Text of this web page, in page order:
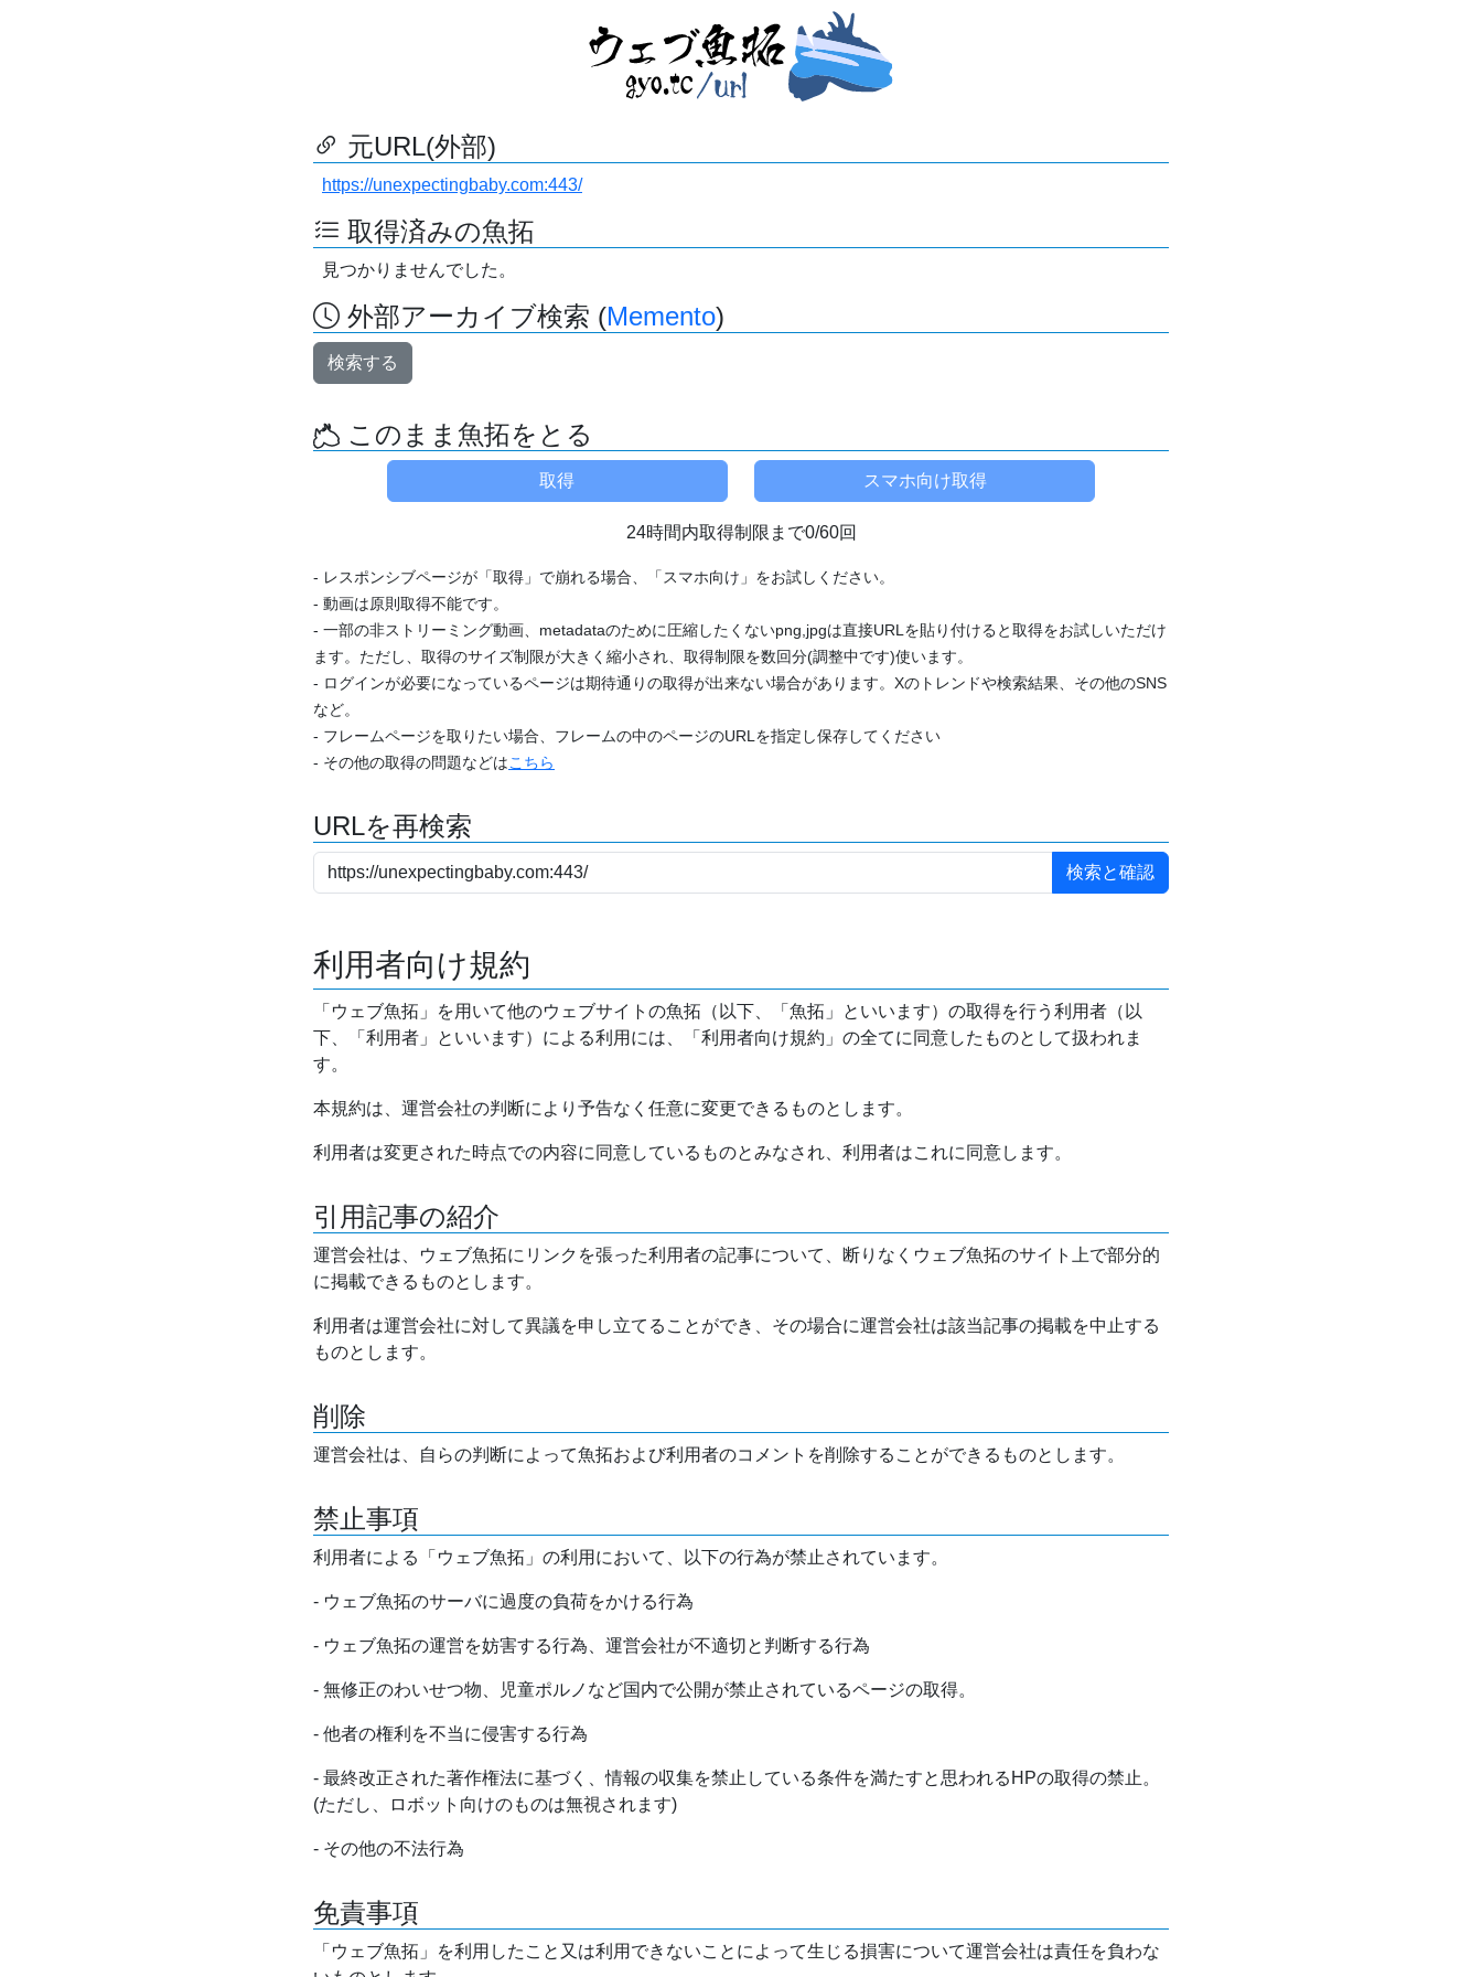
元URL(外部)
https://unexpectingbaby.com:443/
取得済みの魚拓
見つかりませんでした。
外部アーカイブ検索 (Memento)
検索する
このまま魚拓をとる
24時間内取得制限まで0/60回
- レスポンシブページが「取得」で崩れる場合、「スマホ向け」をお試しください。
- 動画は原則取得不能です。
- 一部の非ストリーミング動画、metadataのために圧縮したくないpng,jpgは直接URLを貼り付けると取得をお試しいただけ
ます。ただし、取得のサイズ制限が大きく縮小され、取得制限を数回分(調整中です)使います。
- ログインが必要になっているページは期待通りの取得が出来ない場合があります。Xのトレンドや検索結果、その他のSNS
など。
- フレームページを取りたい場合、フレームの中のページのURLを指定し保存してください
- その他の取得の問題などはこちら
URLを再検索
利用者向け規約
「ウェブ魚拓」を用いて他のウェブサイトの魚拓（以下、「魚拓」といいます）の取得を行う利用者（以
下、「利用者」といいます）による利用には、「利用者向け規約」の全てに同意したものとして扱われま
す。
本規約は、運営会社の判断により予告なく任意に変更できるものとします。
利用者は変更された時点での内容に同意しているものとみなされ、利用者はこれに同意します。
引用記事の紹介
運営会社は、ウェブ魚拓にリンクを張った利用者の記事について、断りなくウェブ魚拓のサイト上で部分的
に掲載できるものとします。
利用者は運営会社に対して異議を申し立てることができ、その場合に運営会社は該当記事の掲載を中止する
ものとします。
削除
運営会社は、自らの判断によって魚拓および利用者のコメントを削除することができるものとします。
禁止事項
利用者による「ウェブ魚拓」の利用において、以下の行為が禁止されています。
- ウェブ魚拓のサーバに過度の負荷をかける行為
- ウェブ魚拓の運営を妨害する行為、運営会社が不適切と判断する行為
- 無修正のわいせつ物、児童ポルノなど国内で公開が禁止されているページの取得。
- 他者の権利を不当に侵害する行為
- 最終改正された著作権法に基づく、情報の収集を禁止している条件を満たすと思われるHPの取得の禁止。
(ただし、ロボット向けのものは無視されます)
- その他の不法行為
免責事項
「ウェブ魚拓」を利用したこと又は利用できないことによって生じる損害について運営会社は責任を負わな